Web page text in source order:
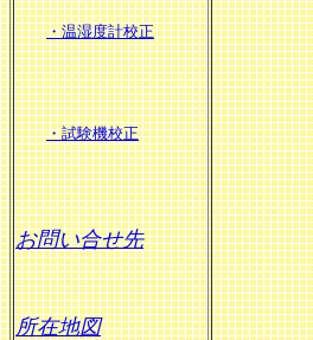
・温湿度計校正
・試験機校正
お問い合せ先
所在地図